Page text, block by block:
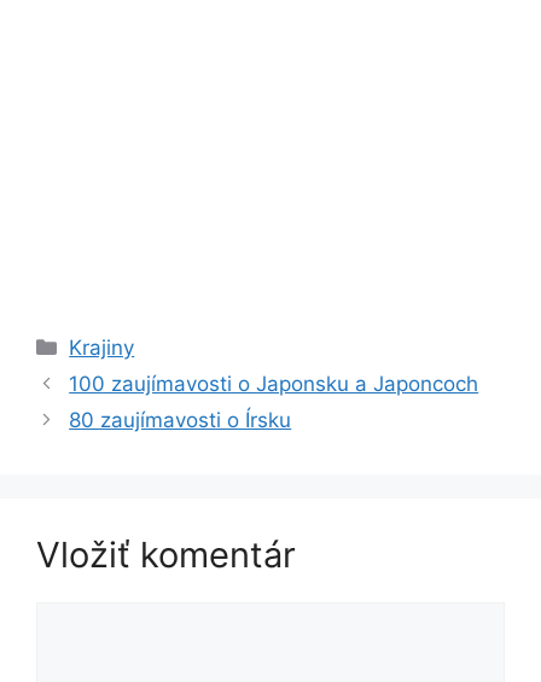
Kategórie
Krajiny
100 zaujímavosti o Japonsku a Japoncoch
80 zaujímavosti o Írsku
Vložiť komentár